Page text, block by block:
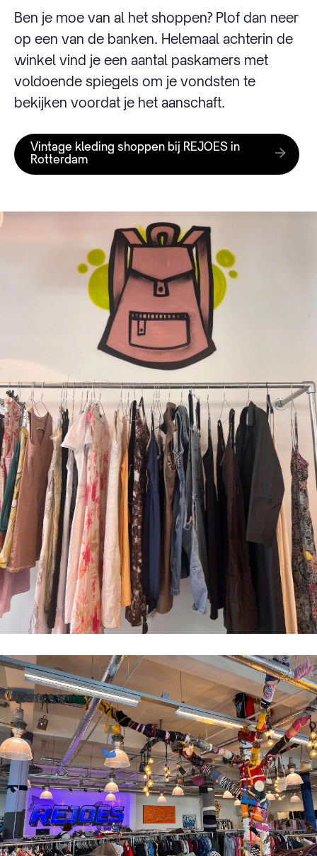
Ben je moe van al het shoppen? Plof dan neer
op een van de banken. Helemaal achterin de
winkel vind je een aantal paskamers met
voldoende spiegels om je vondsten te
bekijken voordat je het aanschaft.
Vintage kleding shoppen bij REJOES in
Rotterdam